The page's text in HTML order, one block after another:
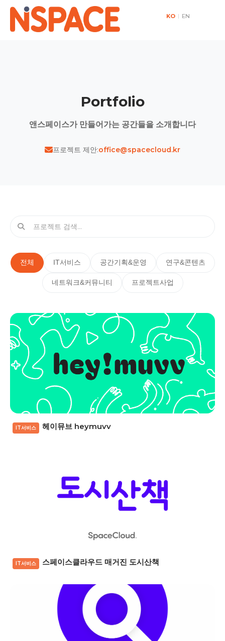
KO | EN
Portfolio
앤스페이스가 만들어가는 공간들을 소개합니다
프로젝트 제안:office@spacecloud.kr
전체 IT서비스 공간기획&운영 연구&콘텐츠
네트워크&커뮤니티 프로젝트사업
IT서비스 헤이뮤브 heymuvv
IT서비스 스페이스클라우드 매거진 도시산책